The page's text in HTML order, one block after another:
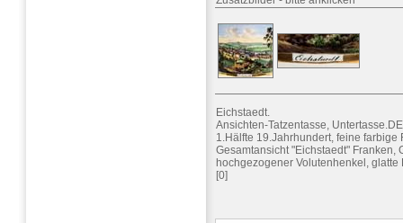
Eichstaedt.
Ansichten-Tatzentasse,
1.Hälfte 19.Jahrhundert, feine farbige
Gesamtansicht "Eichstaedt" Franken,
hochgezogener Volutenhenkel, glatte
[0]